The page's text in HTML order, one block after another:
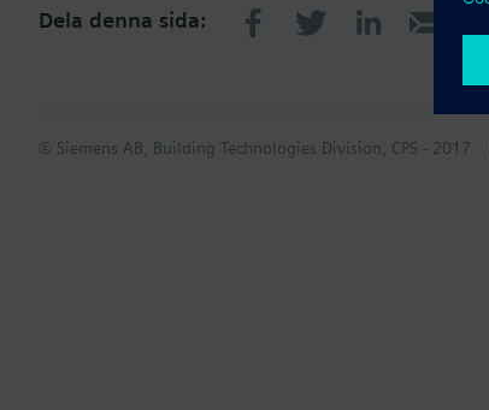
Dela denna sida:
© Siemens AB, Building Technologies Division, CPS - 2017